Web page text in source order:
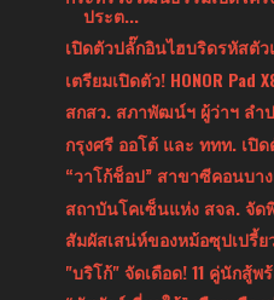
ประต...
เปิดตัวปลั๊กอินไฮบริดรหัสตัว
เตรียมเปิดตัว! HONOR
สกสว. สภาพัฒน์ฯ ผู้ว่าฯ ลำ
กรุงศรี ออโต้ และ ททท. เปิ
“วาโก้ช็อป” สาขาซีคอนบา
สถาบันโคเซ็นแห่ง สจล. จัด
สัมผัสเสน่ห์ของหม้อซุปเปรี้ย
"บริโก้" จัดเดือด! 11 คู่นักสู้